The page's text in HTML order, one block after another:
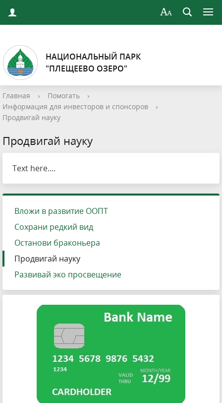
НАЦИОНАЛЬНЫЙ ПАРК
"ПЛЕЩЕЕВО ОЗЕРО"
Главная › Помогать
›
Информация для инвесторов и спонсоров
›
Продвигай науку
Продвигай науку
Text here....
Вложи в развитие ООПТ
Сохрани редкий вид
Останови браконьера
Продвигай науку
Развивай эко просвещение